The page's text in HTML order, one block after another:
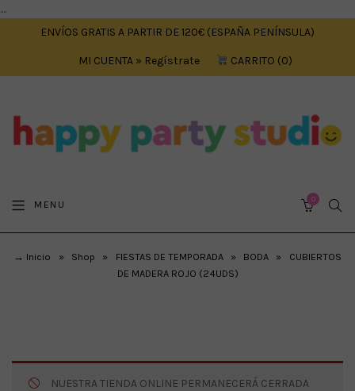
....
ENVÍOS GRATIS A PARTIR DE 120€ (ESPAÑA PENÍNSULA)
MI CUENTA » Regístrate CARRITO 0
MENU 0
→ Inicio » Shop » FIESTAS DE TEMPORADA » BODA »
CUBIERTOS
DE MADERA ROJO (24UDS)
NUESTRA TIENDA ONLINE PERMANECERÁ CERRADA